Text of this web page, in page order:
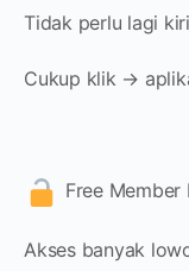
Tidak perlu lagi
Cukup klik →
Free Member
Akses banyak